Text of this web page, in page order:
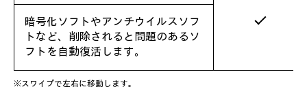
暗号化ソフトやアンチウイルスソフ
トなど、削除されると問題のあるソ
フトを自動復活します。
※スワイプで左右に移動します。